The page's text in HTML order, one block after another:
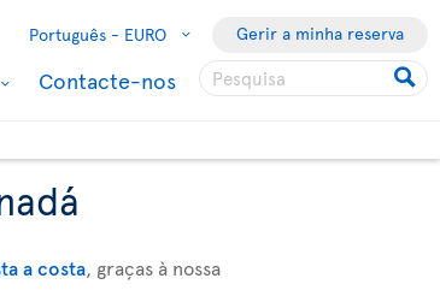
Português - EURO Gerir a minha reserva
Contacte-nos
a costa, graças à nossa